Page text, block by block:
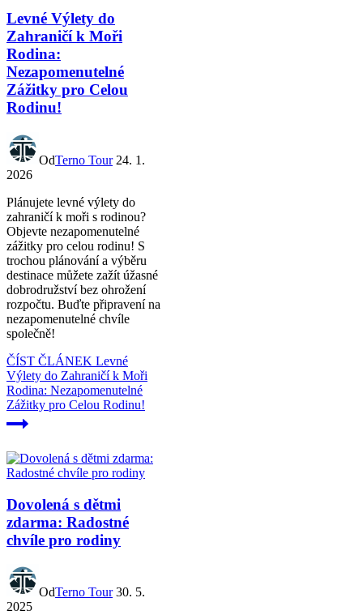
Levné Výlety do
Zahraničí k Moři
Rodina:
Nezapomenutelné
Zážitky pro Celou
Rodinu!
OdTerno Tour 24. 1.
2026
Plánujete levné výlety do
zahraničí k moři s rodinou?
Objevte nezapomenutelné
zážitky pro celou rodinu! S
trochou plánování a výběru
destinace můžete zažít úžasné
dobrodružství bez ohrožení
rozpočtu. Buďte připravení na
nezapomenutelné chvíle
společně!
ČÍST ČLÁNEK Levné
Výlety do Zahraničí k Moři
Rodina: Nezapomenutelné
Zážitky pro Celou Rodinu!
Dovolená s dětmi
zdarma: Radostné
chvíle pro rodiny
OdTerno Tour 30. 5.
2025